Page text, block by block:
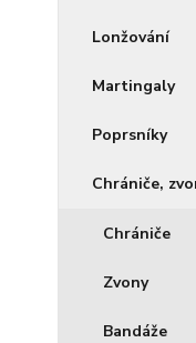
Lonžování
Martingaly
Poprsníky
Chrániče,
Chrániče
Zvony
Bandáže